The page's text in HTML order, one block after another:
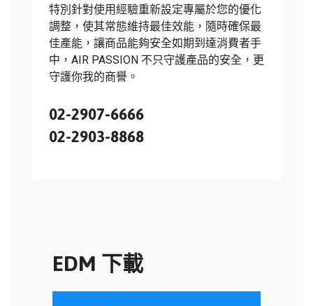
特別針對使用經驗重新設定專屬於您的優化
調整，使其常態維持最佳效能，隨時確保最
佳產能，讓商品能夠安全如期到達消費者手
中，AIR PASSION 不只守護產品的安全，更
守護你我的商譽。
02-2907-6666
02-2903-8868
EDM 下載